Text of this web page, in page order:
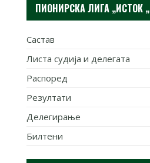
ПИОНИРСКА ЛИГА „ИСТОК „
Састав
Листа судија и делегата
Распоред
Резултати
Делегирање
Билтени